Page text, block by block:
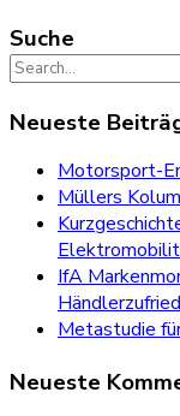
Suche
Search
Neueste
Motorsport-
Müllers
IfA
Metastudie
Neueste